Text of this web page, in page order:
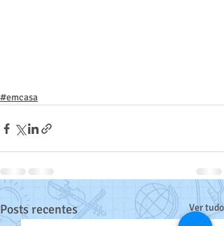
#emcasa
Posts recentes Ver tudo